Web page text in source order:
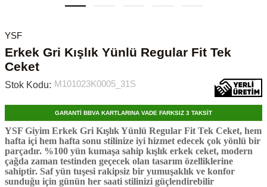
YSF
Erkek Gri Kışlık Yünlü Regular Fit Tek
Ceket
Stok Kodu: M101023K0005_31S
GARANTİ BBVA KARTLARINA VADE FARKSIZ 3 TAKSİT
YSF Giyim Erkek Gri Kışlık Yünlü Regular Fit Tek Ceket, hem
hafta içi hem hafta sonu stilinize iyi hizmet edecek çok yönlü bir
parçadır. %100 yün kumaşa sahip kışlık erkek ceket, modern
çağda zaman testinden geçecek olan tasarım özelliklerine
sahiptir. Saf yün tuşesi rakipsiz bir yumuşaklık ve konfor
sunduğu için günün her saati stilinizi güçlendirebilir